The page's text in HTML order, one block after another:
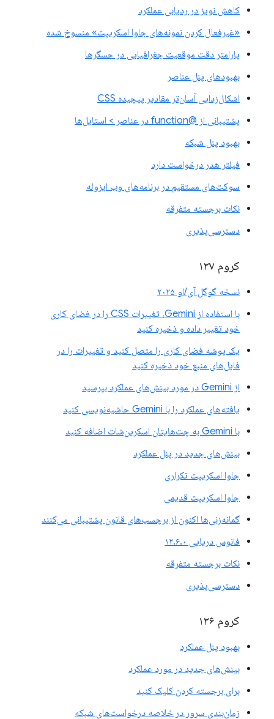
کاهش نویز در ردیابی عملکرد
«غیرفعال کردن نمونه‌های جاوا اسکریپت» منسوخ شده
پارامتر دقت موقعیت جغرافیایی در حسگرها
بهبودهای پنل عناصر
اشکال‌زدایی آسان‌تر مقادیر پیچیده CSS
پشتیبانی از @function در عناصر > استایل‌ها
بهبود پنل شبکه
فیلتر هدر درخواست دارد
سوکت‌های مستقیم در برنامه‌های وب ایزوله
نکات برجسته متفرقه
دسترسی‌پذیری
کروم ۱۳۷
نسخه گوگل آی/او ۲۰۲۵
با استفاده از Gemini، تغییرات CSS را در فضای کاری
خود تغییر داده و ذخیره کنید
یک پوشه فضای کاری را متصل کنید و تغییرات را در
فایل‌های منبع خود ذخیره کنید
از Gemini در مورد بینش‌های عملکرد بپرسید
یافته‌های عملکرد را با Gemini حاشیه‌نویسی کنید
با Gemini به چت‌هایتان اسکرین‌شات اضافه کنید
بینش‌های جدید در پنل عملکرد
جاوا اسکریپت تکراری
جاوا اسکریپت قدیمی
گمانه‌زنی‌ها اکنون از برچسب‌های قانون پشتیبانی می‌کنند
فانوس دریایی ۱۲.۶.۰
نکات برجسته متفرقه
دسترسی‌پذیری
کروم ۱۳۶
بهبود پنل عملکرد
بینش‌های جدید در مورد عملکرد
برای برجسته کردن کلیک کنید
زمان‌بندی سرور در خلاصه درخواست‌های شبکه